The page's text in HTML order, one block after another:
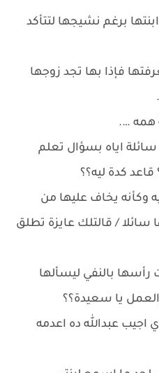
برغم نشيجها لتتأكد
فإذا بها تجد زوجها
همه ….
اياه بسؤال تعلم
قاعد كدة ليه؟؟
وكأنه يخاف عليها من
سائلا / قالتلك عايزة تطلق
بالنفي ليسألها
يا سعيدة؟؟
اجيب عبدالله ده اعدمه